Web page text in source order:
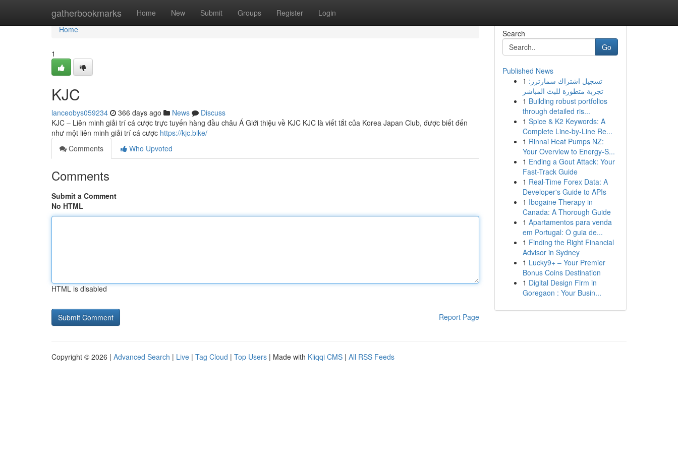
gatherbookmarks Home New Submit Groups Register Login
Home
Home
1
KJC
lanceobys059234 366 days ago News
Discuss
KJC – Liên minh giải trí cá cược trực tuyến hàng đầu châu Á Giới thiệu về KJC KJC là viết tắt của Korea Japan Club, được biết đến
như một liên minh giải trí cá cược https://kjc.bike/
Comments
Who Upvoted
Comments
Submit a Comment
No HTML
HTML is disabled
Report Page
Search
Go
Published News
1 تسجيل اشتراك سمارترز:
تجربة متطورة للبث المباشر
1 Building robust portfolios
through detailed ris...
1 Spice & K2 Keywords: A
Complete Line-by-Line Re...
1 Rinnai Heat Pumps NZ:
Your Overview to Energy-S...
1 Ending a Gout Attack: Your
Fast-Track Guide
1 Real-Time Forex Data: A
Developer's Guide to APIs
1 Ibogaine Therapy in
Canada: A Thorough Guide
1 Apartamentos para venda
em Portugal: O guia de...
1 Finding the Right Financial
Advisor in Sydney
1 Lucky9+ – Your Premier
Bonus Coins Destination
1 Digital Design Firm in
Goregaon : Your Busin...
Copyright © 2026 | Advanced Search | Live | Tag Cloud | Top Users | Made with Kliqqi CMS | All RSS Feeds